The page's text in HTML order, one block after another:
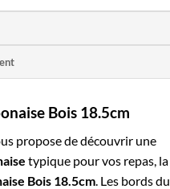
Bois 18.5cm
propose de découvrir une
typique pour vos repas, la
Bois 18.5cm . Les bords du